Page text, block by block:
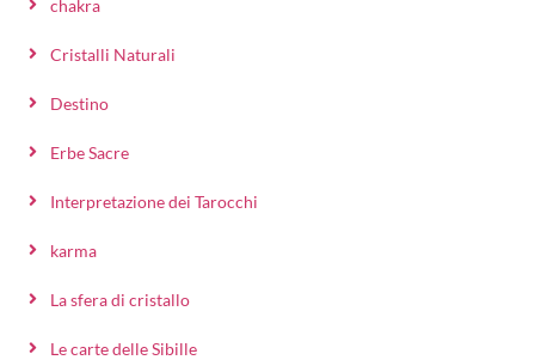
chakra
Cristalli Naturali
Destino
Erbe Sacre
Interpretazione dei Tarocchi
karma
La sfera di cristallo
Le carte delle Sibille